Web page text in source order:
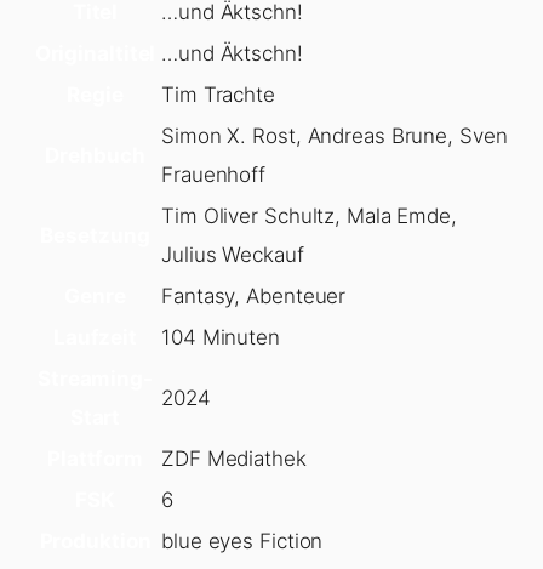
…und Äktschn!
…und Äktschn!
Tim Trachte
Simon X. Rost, Andreas Brune, Sven
Frauenhoff
Tim Oliver Schultz, Mala Emde,
Julius Weckauf
Fantasy, Abenteuer
104 Minuten
2024
ZDF Mediathek
6
blue eyes Fiction